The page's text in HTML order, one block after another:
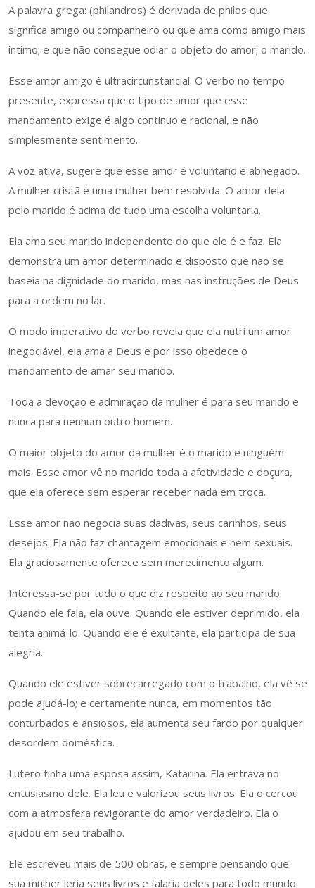
A palavra grega: (philandros) é derivada de philos que
significa amigo ou companheiro ou que ama como amigo mais
íntimo; e que não consegue odiar o objeto do amor; o marido.
Esse amor amigo é ultracircunstancial. O verbo no tempo
presente, expressa que o tipo de amor que esse
mandamento exige é algo continuo e racional, e não
simplesmente sentimento.
A voz ativa, sugere que esse amor é voluntario e abnegado.
A mulher cristã é uma mulher bem resolvida. O amor dela
pelo marido é acima de tudo uma escolha voluntaria.
Ela ama seu marido independente do que ele é e faz. Ela
demonstra um amor determinado e disposto que não se
baseia na dignidade do marido, mas nas instruções de Deus
para a ordem no lar.
O modo imperativo do verbo revela que ela nutri um amor
inegociável, ela ama a Deus e por isso obedece o
mandamento de amar seu marido.
Toda a devoção e admiração da mulher é para seu marido e
nunca para nenhum outro homem.
O maior objeto do amor da mulher é o marido e ninguém
mais. Esse amor vê no marido toda a afetividade e doçura,
que ela oferece sem esperar receber nada em troca.
Esse amor não negocia suas dadivas, seus carinhos, seus
desejos. Ela não faz chantagem emocionais e nem sexuais.
Ela graciosamente oferece sem merecimento algum.
Interessa-se por tudo o que diz respeito ao seu marido.
Quando ele fala, ela ouve. Quando ele estiver deprimido, ela
tenta animá-lo. Quando ele é exultante, ela participa de sua
alegria.
Quando ele estiver sobrecarregado com o trabalho, ela vê se
pode ajudá-lo; e certamente nunca, em momentos tão
conturbados e ansiosos, ela aumenta seu fardo por qualquer
desordem doméstica.
Lutero tinha uma esposa assim, Katarina. Ela entrava no
entusiasmo dele. Ela leu e valorizou seus livros. Ela o cercou
com a atmosfera revigorante do amor verdadeiro. Ela o
ajudou em seu trabalho.
Ele escreveu mais de 500 obras, e sempre pensando que
sua mulher leria seus livros e falaria deles para todo mundo.